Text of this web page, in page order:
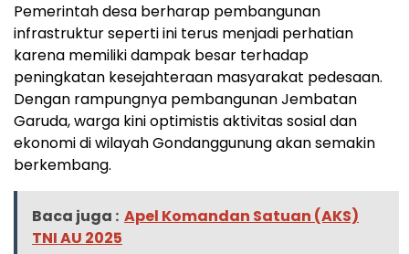
Pemerintah desa berharap pembangunan
infrastruktur seperti ini terus menjadi perhatian
karena memiliki dampak besar terhadap
peningkatan kesejahteraan masyarakat pedesaan.
Dengan rampungnya pembangunan Jembatan
Garuda, warga kini optimistis aktivitas sosial dan
ekonomi di wilayah Gondanggunung akan semakin
berkembang.
Baca juga : Apel Komandan Satuan (AKS)
TNI AU 2025